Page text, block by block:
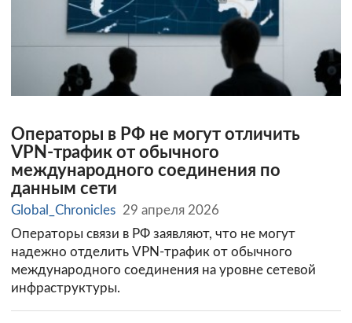
Операторы в РФ не могут отличить
VPN‑трафик от обычного
международного соединения по
данным сети
Global_Chronicles 29 апреля 2026
Операторы связи в РФ заявляют, что не могут
надежно отделить VPN‑трафик от обычного
международного соединения на уровне сетевой
инфраструктуры.